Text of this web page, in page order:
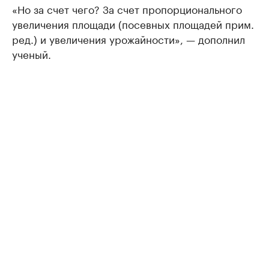
«Но за счет чего? За счет пропорционального
увеличения площади (посевных площадей прим.
ред.) и увеличения урожайности», — дополнил
ученый.